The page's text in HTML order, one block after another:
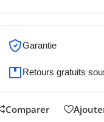
Garantie
Retours gratuits
Comparer